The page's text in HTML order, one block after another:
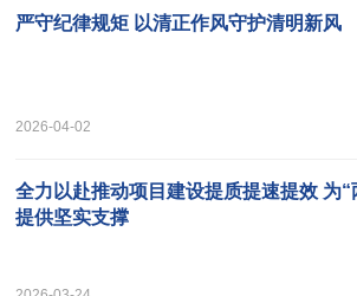
严守纪律规矩 以清正作风守护清明新风
2026-04-02
全力以赴推动项目建设提质提速提效 为“两先区”高质量发展
提供坚实支撑